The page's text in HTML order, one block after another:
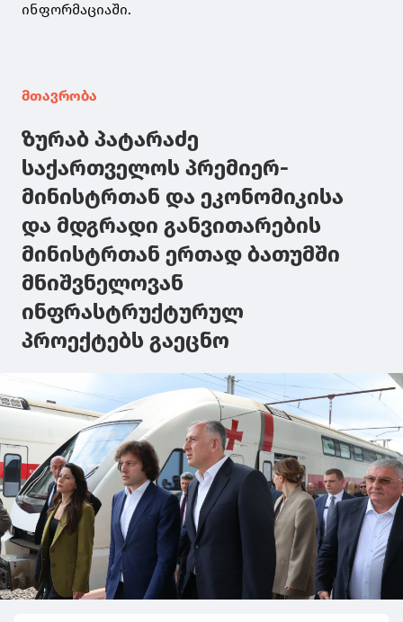
ინფორმაციაში.
მთავრობა
ზურაბ პატარაძე
საქართველოს პრემიერ-
მინისტრთან და ეკონომიკისა
და მდგრადი განვითარების
მინისტრთან ერთად ბათუმში
მნიშვნელოვან
ინფრასტრუქტურულ
პროექტებს გაეცნო